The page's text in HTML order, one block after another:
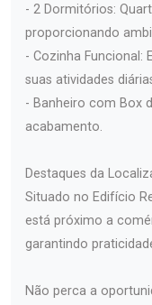
- 2 Dormitórios:
proporcionando
- Cozinha Funcional:
suas atividades
- Banheiro com Box
acabamento.
Destaques da
Situado no Edifício
está próximo a
garantindo
Não perca a